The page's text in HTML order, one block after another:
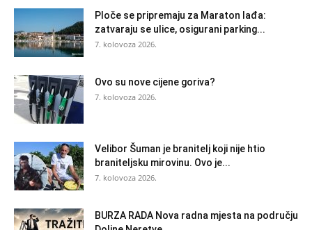
Ploče se pripremaju za Maraton lađa:
zatvaraju se ulice, osigurani parking...
7. kolovoza 2026.
Ovo su nove cijene goriva?
7. kolovoza 2026.
Velibor Šuman je branitelj koji nije htio
braniteljsku mirovinu. Ovo je...
7. kolovoza 2026.
BURZA RADA Nova radna mjesta na području